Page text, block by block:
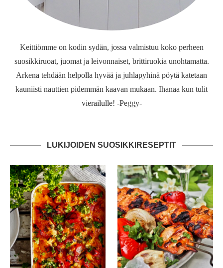
Keittiömme on kodin sydän, jossa valmistuu koko perheen
suosikkiruoat, juomat ja leivonnaiset, brittiruokia unohtamatta.
Arkena tehdään helpolla hyvää ja juhlapyhinä pöytä katetaan
kauniisti nauttien pidemmän kaavan mukaan. Ihanaa kun tulit
vierailulle! -Peggy-
LUKIJOIDEN SUOSIKKIRESEPTIT